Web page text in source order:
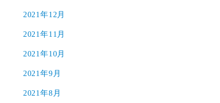
2021年12月
2021年11月
2021年10月
2021年9月
2021年8月